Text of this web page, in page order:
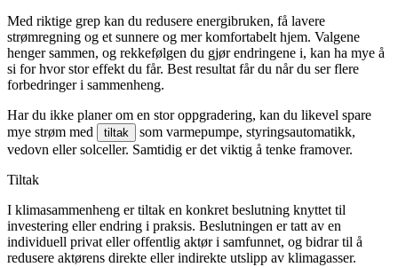
Med riktige grep kan du redusere energibruken, få lavere
strømregning og et sunnere og mer komfortabelt hjem. Valgene
henger sammen, og rekkefølgen du gjør endringene i, kan ha mye å
si for hvor stor effekt du får. Best resultat får du når du ser flere
forbedringer i sammenheng.
Har du ikke planer om en stor oppgradering, kan du likevel spare
mye strøm med
tiltak
som varmepumpe, styringsautomatikk,
vedovn eller solceller. Samtidig er det viktig å tenke framover.
Tiltak
I klimasammenheng er tiltak en konkret beslutning knyttet til
investering eller endring i praksis. Beslutningen er tatt av en
individuell privat eller offentlig aktør i samfunnet, og bidrar til å
redusere aktørens direkte eller indirekte utslipp av klimagasser.